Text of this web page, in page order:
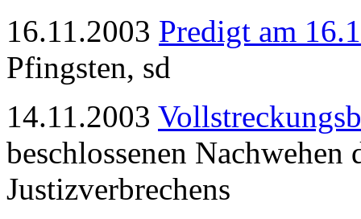
16.11.2003 Predigt am
Pfingsten, sd
14.11.2003
beschlossenen Nachwehen
Justizverbrechens